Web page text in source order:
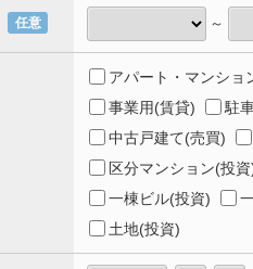
任意 ～
アパート・マンショ
事業用(賃貸)
駐
中古戸建て(売買)
区分マンション(投
一棟ビル(投資)
土地(投資)